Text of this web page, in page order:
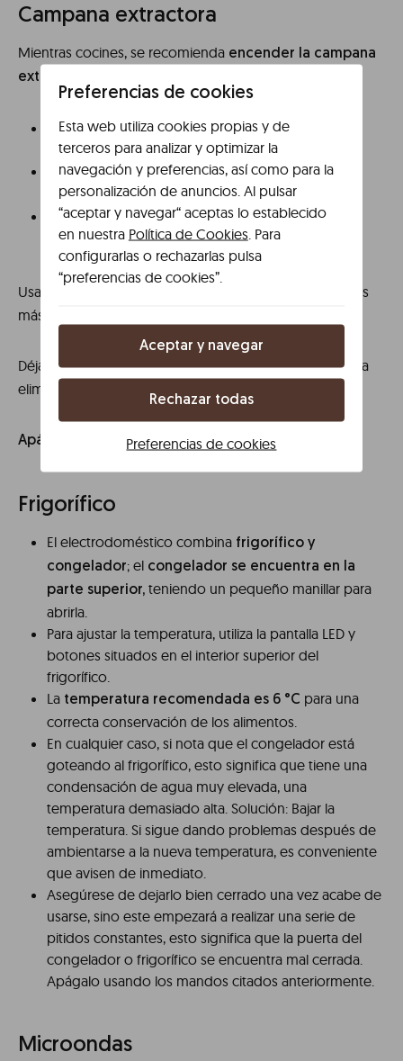
Campana extractora
Mientras cocines, se recomienda encender la campana
extractora
Ponla en funcionamiento usando el botón de
encendido.
Selecciona la velocidadusando los números
situados en la parte superior.
Siendo el número1 la menor intensidady el
número3 la máxima intensidad .
Usa la
si necesitas
más visibilidad en la zona de cocción.
Déjala funcionar5–10 minutosdespués de cocinar para
eliminar olores.
Apágala cuando el aire esté limpio.
Frigorífico
El electrodoméstico combina frigorífico y
congelador; el congelador se encuentra en la
parte superior, teniendo un pequeño manillar para
abrirla.
Para ajustar la temperatura, utiliza la pantalla LED y
botones situados en el interior superior del
frigorífico.
La temperatura recomendada es 6 °C para una
correcta conservación de los alimentos.
En cualquier caso, si nota que el congelador está
goteando al frigorífico, esto significa que tiene una
condensación de agua muy elevada, una
temperatura demasiado alta. Solución: Bajar la
temperatura. Si sigue dando problemas después de
ambientarse a la nueva temperatura, es conveniente
que avisen de inmediato.
Asegúrese de dejarlo bien cerrado una vez acabe de
usarse, sino este empezará a realizar una serie de
pitidos constantes, esto significa que la puerta del
congelador o frigorífico se encuentra mal cerrada.
Apágalo usando los mandos citados anteriormente.
Microondas
Preferencias de cookies
Esta web utiliza cookies propias y de
terceros para analizar y optimizar la
navegación y preferencias, así como para la
personalización de anuncios. Al pulsar
“aceptar y navegar“ aceptas lo establecido
en nuestra Política de Cookies. Para
configurarlas o rechazarlas pulsa
“preferencias de cookies”.
Aceptar y navegar
Rechazar todas
Preferencias de cookies